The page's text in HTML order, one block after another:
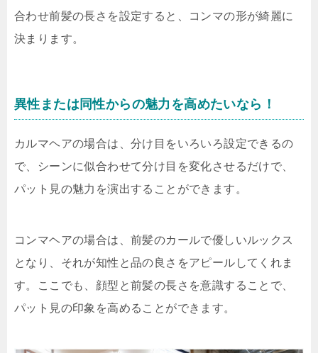
合わせ前髪の長さを設定すると、コンマの形が綺麗に
決まります。
異性または同性からの魅力を高めたいなら！
カルマヘアの場合は、分け目をいろいろ設定できるの
で、シーンに似合わせて分け目を変化させるだけで、
パット見の魅力を演出することができます。
コンマヘアの場合は、前髪のカールで優しいルックス
となり、それが知性と品の良さをアピールしてくれま
す。ここでも、顔型と前髪の長さを意識することで、
パット見の印象を高めることができます。